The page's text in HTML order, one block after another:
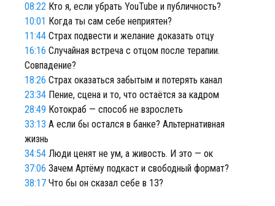
08:22 Кто я, если убрать YouTube и публичность?
10:01 Когда ты сам себе неприятен?
11:44 Страх подвести и желание доказать отцу
16:16 Случайная встреча с отцом после терапии.
Совпадение?
18:26 Страх оказаться забытым и потерять канал
23:34 Пение, сцена и то, что остаётся за кадром
28:49 Котокраб — способ не взрослеть
33:13 А если бы остался в банке? Альтернативная
жизнь
34:54 Люди ценят не ум, а живость. И это — ок
37:06 Зачем Артёму подкаст и свободный формат?
38:17 Что бы он сказал себе в 13?